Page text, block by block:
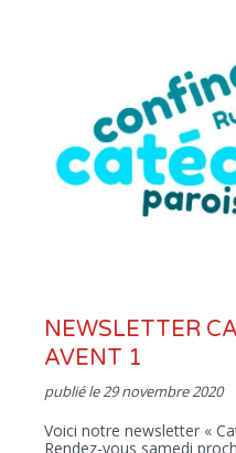
NEWSLETTER
AVENT 1
publié le29 novembre 2020
Voici notre newsletter «
Rendez-vous samedi